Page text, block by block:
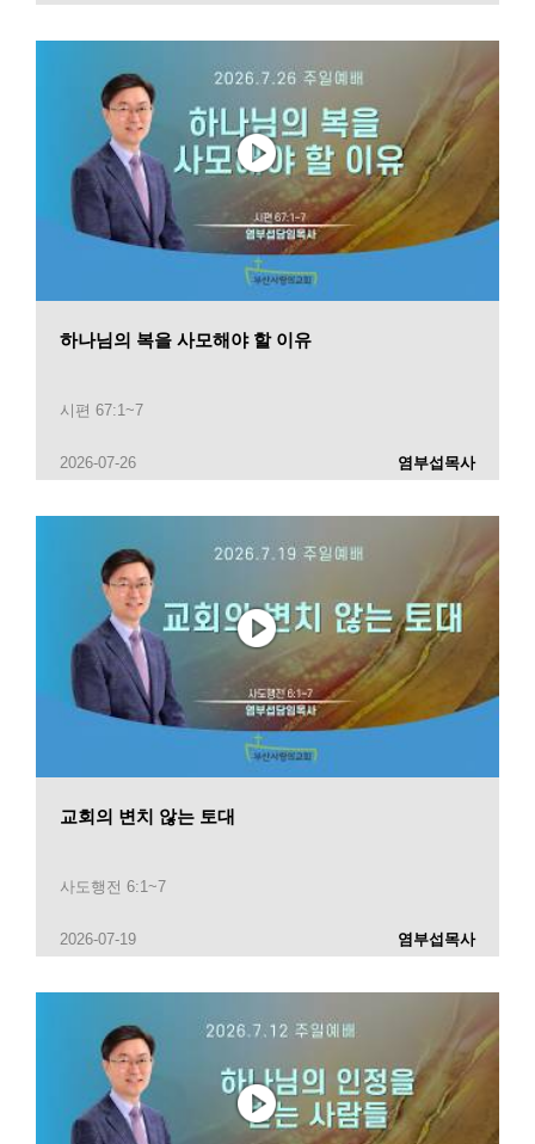
하나님의 복을 사모해야 할 이유
시편 67:1~7
2026-07-26 염부섭목사
교회의 변치 않는 토대
사도행전 6:1~7
2026-07-19 염부섭목사